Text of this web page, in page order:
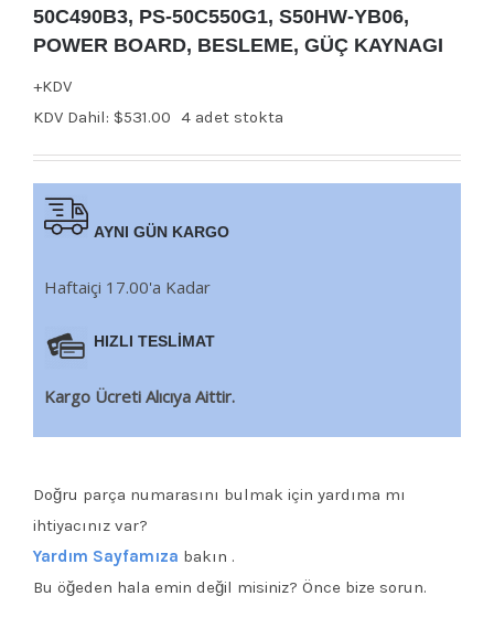
50C490B3, PS-50C550G1, S50HW-YB06,
POWER BOARD, BESLEME, GÜÇ KAYNAGI
+KDV
KDV Dahil: $531.00 4 adet stokta
AYNI GÜN KARGO
Haftaiçi 17.00'a Kadar
HIZLI TESLİMAT
Kargo Ücreti Alıcıya Aittir.
Doğru parça numarasını bulmak için yardıma mı
ihtiyacınız var?
Yardım Sayfamıza bakın .
Bu öğeden hala emin değil misiniz? Önce bize sorun.